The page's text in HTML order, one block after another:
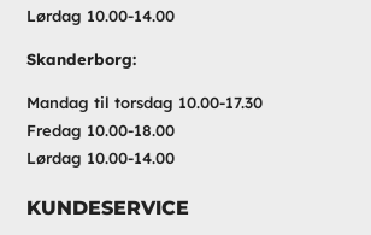
Lørdag 10.00-14.00
Skanderborg:
Mandag til torsdag 10.00-17.30
Fredag 10.00-18.00
Lørdag 10.00-14.00
KUNDESERVICE